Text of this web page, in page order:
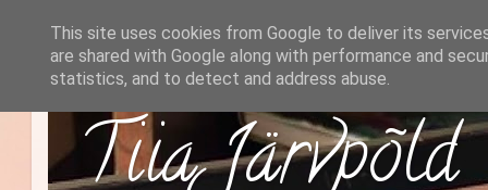
Tiia Järvpõld
This site uses cookies from Google to deliver its
are shared with Google along with performance and
statistics, and to detect and address abuse.